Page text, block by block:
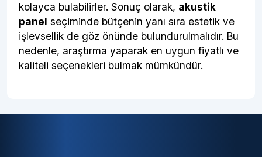
kolayca bulabilirler. Sonuç olarak, akustik
panel seçiminde bütçenin yanı sıra estetik ve
işlevsellik de göz önünde bulundurulmalıdır. Bu
nedenle, araştırma yaparak en uygun fiyatlı ve
kaliteli seçenekleri bulmak mümkündür.